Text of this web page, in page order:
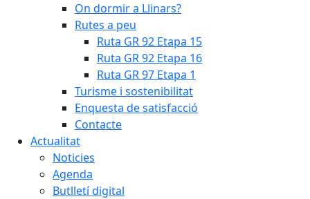
On dormir a Llinars?
Rutes a peu
Ruta GR 92 Etapa 15
Ruta GR 92 Etapa 16
Ruta GR 97 Etapa 1
Turisme i sostenibilitat
Enquesta de satisfacció
Contacte
Actualitat
Noticies
Agenda
Butlletí digital